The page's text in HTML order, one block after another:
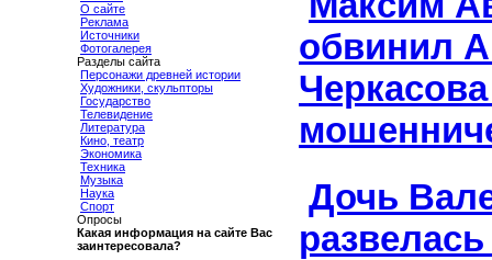
О сайте
Реклама
Источники
Фотогалерея
Разделы сайта
Персонажи древней истории
Художники, скульпторы
Государство
Телевидение
Литература
Кино, театр
Экономика
Техника
Музыка
Наука
Спорт
Опросы
Какая информация на сайте Вас
заинтересовала?
обвинил
Дочь